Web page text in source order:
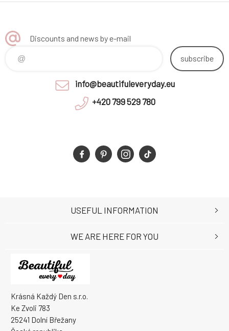
Discounts and news by e-mail
subscribe
info@beautifuleveryday.eu
+420 799 529 780
Krásná Každý Den s.r.o.
Ke Zvoli 783
25241 Dolní Břežany
USEFUL INFORMATION
WE ARE HERE FOR YOU